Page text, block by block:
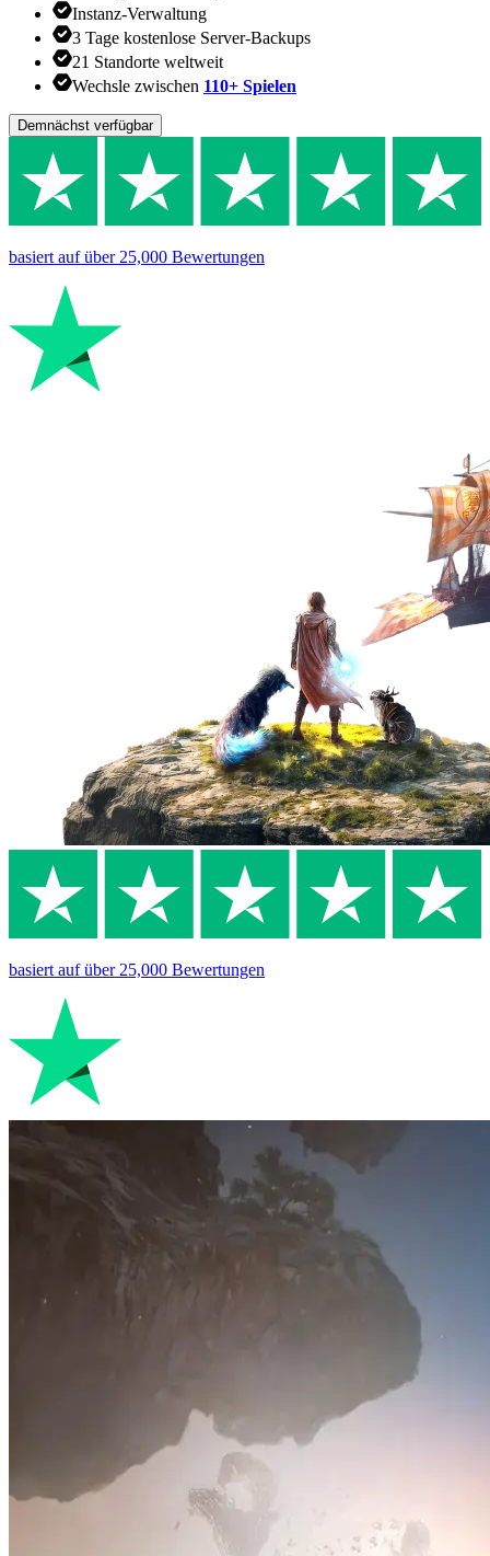
Instanz-Verwaltung
3 Tage kostenlose Server-Backups
21 Standorte weltweit
Wechsle zwischen 110+ Spielen
Demnächst verfügbar
basiert aufüber 25,000 Bewertungen
basiert aufüber 25,000 Bewertungen